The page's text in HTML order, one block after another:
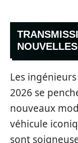
Les
2026 se
nouveaux
véhicule
sont